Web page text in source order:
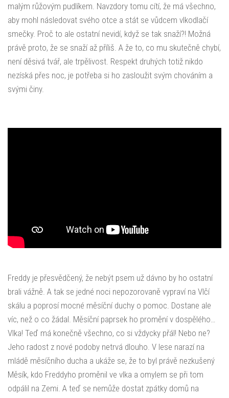
malým růžovým pudlíkem. Navzdory tomu cítí, že má všechno,
aby mohl následovat svého otce a stát se vůdcem vlkodlačí
smečky. Proč to ale ostatní nevidí, když se tak snaží?! Možná
právě proto, že se snaží až příliš. A že to, co mu skutečně chybí,
není děsivá tvář, ale trpělivost. Respekt druhých totiž nikdo
nezíská přes noc, je potřeba si ho zasloužit svým chováním a
svými činy.
Freddy je přesvědčený, že nebýt psem už dávno by ho ostatní
brali vážně. A tak se jedné noci nepozorovaně vypraví na Vlčí
skálu a poprosí mocné měsíční duchy o pomoc. Dostane ale
víc, než o co žádal. Měsíční paprsek ho promění v dospělého…
Vlka! Teď má konečně všechno, co si vždycky přál! Nebo ne?
Jeho radost z nové podoby netrvá dlouho. V lese narazí na
mládě měsíčního ducha a ukáže se, že to byl právě nezkušený
Měsík, kdo Freddyho proměnil ve vlka a omylem se při tom
odpálil na Zemi. A teď se nemůže dostat zpátky domů na